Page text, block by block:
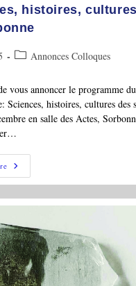
histoires,
Post Annonces Colloques
vous annoncer le programme
Sciences, histoires, cultures des
en salle des Actes,
COLL:
04-
04/12/2025:
Du
Sciences,
Histoires,
Cultures
Des
Sports »,
Sorbonne